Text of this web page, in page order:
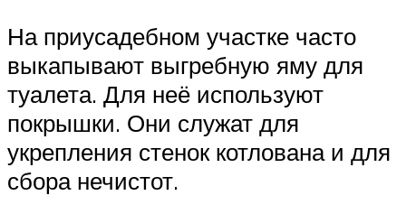
На приусадебном участке часто
выкапывают выгребную яму для
туалета. Для неё используют
покрышки. Они служат для
укрепления стенок котлована и для
сбора нечистот.